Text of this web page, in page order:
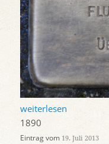
weiterlesen
1890
Eintrag vom 19. Juli 2013